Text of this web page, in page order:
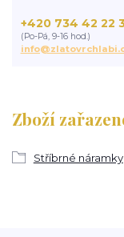
Zboží
Stříbrné náramky
+420 734 42 22
(Po-Pá, 9-16 hod.)